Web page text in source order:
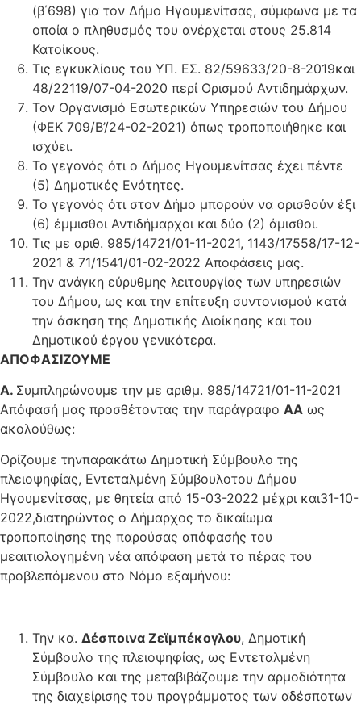
(β΄698) για τον Δήμο Ηγουμενίτσας, σύμφωνα με τα
οποία ο πληθυσμός του ανέρχεται στους 25.814
Κατοίκους.
Τις εγκυκλίους του ΥΠ. ΕΣ. 82/59633/20-8-2019και
48/22119/07-04-2020 περί Ορισμού Αντιδημάρχων.
Τον Οργανισμό Εσωτερικών Υπηρεσιών του Δήμου
(ΦΕΚ 709/B’/24-02-2021) όπως τροποποιήθηκε και
ισχύει.
Το γεγονός ότι ο Δήμος Ηγουμενίτσας έχει πέντε
(5) Δημοτικές Ενότητες.
Το γεγονός ότι στον Δήμο μπορούν να ορισθούν έξι
(6) έμμισθοι Αντιδήμαρχοι και δύο (2) άμισθοι.
Τις με αριθ. 985/14721/01-11-2021, 1143/17558/17-12-
2021 & 71/1541/01-02-2022 Αποφάσεις μας.
Την ανάγκη εύρυθμης λειτουργίας των υπηρεσιών
του Δήμου, ως και την επίτευξη συντονισμού κατά
την άσκηση της Δημοτικής Διοίκησης και του
Δημοτικού έργου γενικότερα.
ΑΠΟΦΑΣΙΖΟΥΜΕ
Α. Συμπληρώνουμε την με αριθμ. 985/14721/01-11-2021
Απόφασή μας προσθέτοντας την παράγραφο ΑΑ ως
ακολούθως:
Ορίζουμε τηνπαρακάτω Δημοτική Σύμβουλο της
πλειοψηφίας, Εντεταλμένη Σύμβουλοτου Δήμου
Ηγουμενίτσας, με θητεία από 15-03-2022 μέχρι και31-10-
2022,διατηρώντας ο Δήμαρχος το δικαίωμα
τροποποίησης της παρούσας απόφασής του
μεαιτιολογημένη νέα απόφαση μετά το πέρας του
προβλεπόμενου στο Νόμο εξαμήνου:
Την κα. Δέσποινα Ζεϊμπέκογλου, Δημοτική
Σύμβουλο της πλειοψηφίας, ως Εντεταλμένη
Σύμβουλο και της μεταβιβάζουμε την αρμοδιότητα
της διαχείρισης του προγράμματος των αδέσποτων